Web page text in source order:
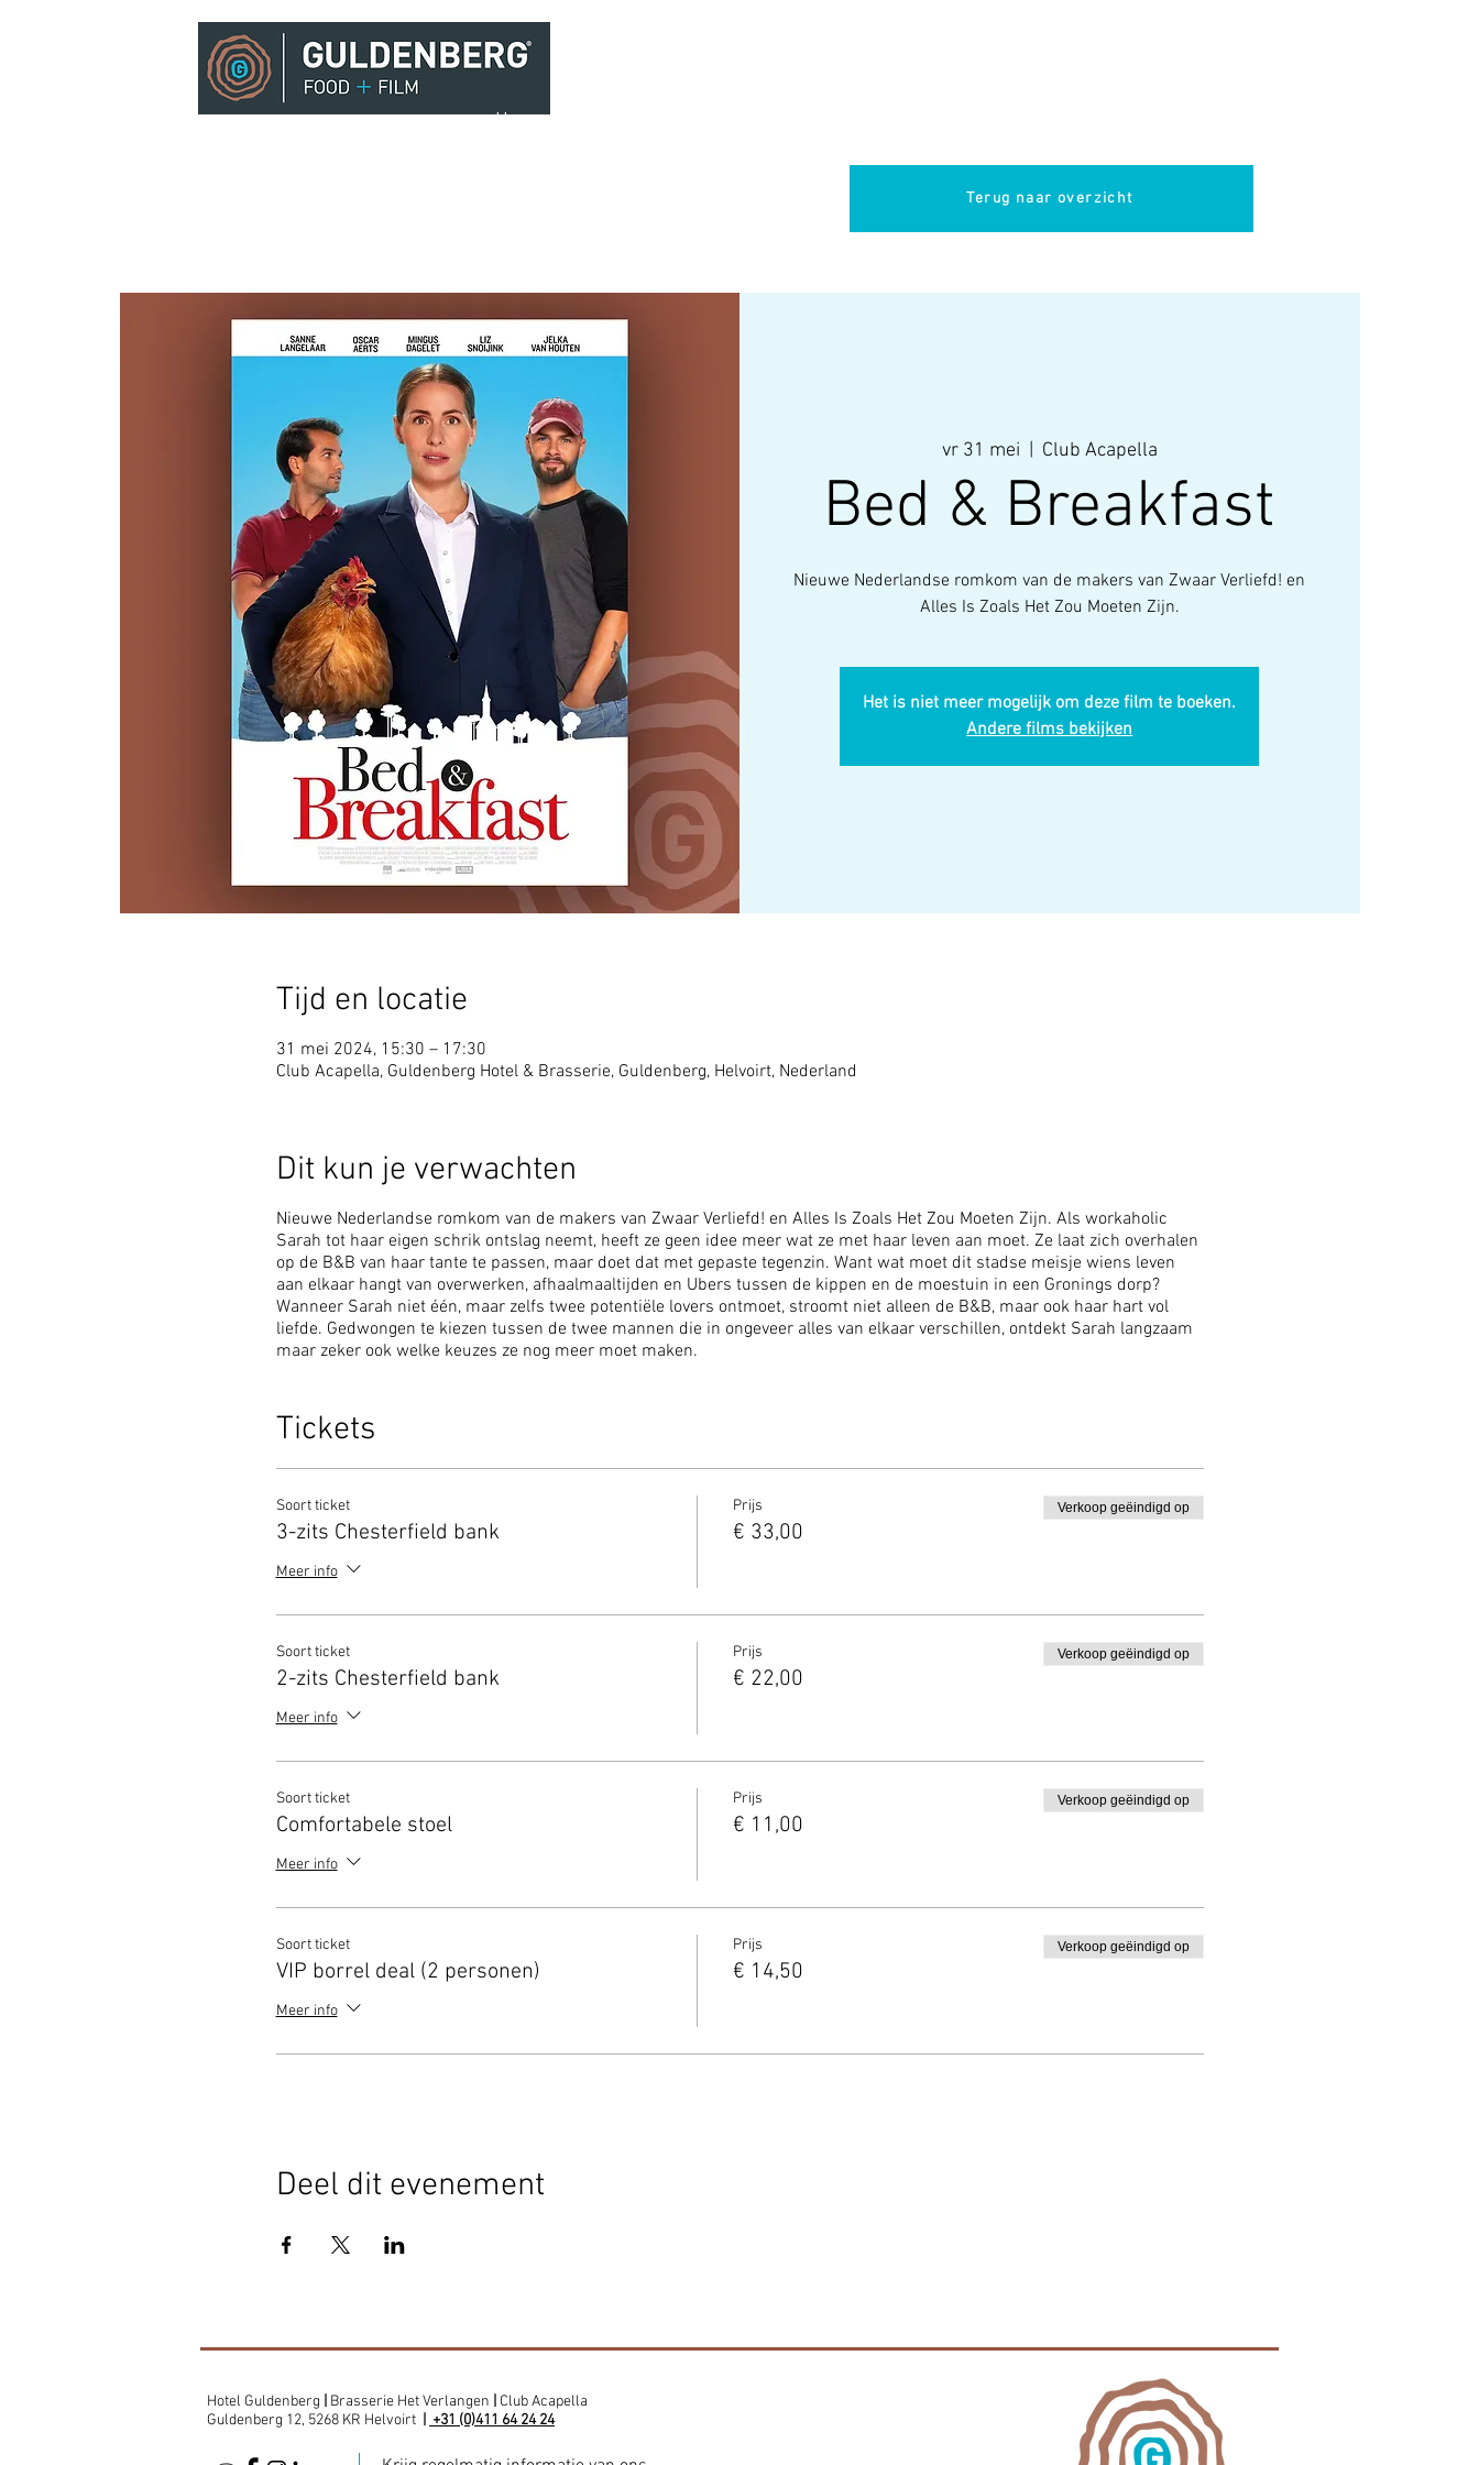
Home
Terug naar overzicht
vr 31 mei
  |
Club Acapella
Bed & Breakfast
Nieuwe Nederlandse romkom van de makers van Zwaar Verliefd! en
Alles Is Zoals Het Zou Moeten Zijn.
Het is niet meer mogelijk om deze film te boeken.
Andere films bekijken
Tijd en locatie
31 mei 2024, 15:30 – 17:30
Club Acapella, Guldenberg Hotel & Brasserie, Guldenberg, Helvoirt, Nederland
Dit kun je verwachten
Nieuwe Nederlandse romkom van de makers van Zwaar Verliefd! en Alles Is Zoals Het Zou Moeten Zijn. Als workaholic
Sarah tot haar eigen schrik ontslag neemt, heeft ze geen idee meer wat ze met haar leven aan moet. Ze laat zich overhalen
op de B&B van haar tante te passen, maar doet dat met gepaste tegenzin. Want wat moet dit stadse meisje wiens leven
aan elkaar hangt van overwerken, afhaalmaaltijden en Ubers tussen de kippen en de moestuin in een Gronings dorp?
Wanneer Sarah niet één, maar zelfs twee potentiële lovers ontmoet, stroomt niet alleen de B&B, maar ook haar hart vol
liefde. Gedwongen te kiezen tussen de twee mannen die in ongeveer alles van elkaar verschillen, ontdekt Sarah langzaam
maar zeker ook welke keuzes ze nog meer moet maken.
Tickets
Soort ticket
3-zits Chesterfield bank
Meer info
Prijs
€ 33,00
Verkoop geëindigd op
Soort ticket
2-zits Chesterfield bank
Meer info
Prijs
€ 22,00
Verkoop geëindigd op
Soort ticket
Comfortabele stoel
Meer info
Prijs
€ 11,00
Verkoop geëindigd op
Soort ticket
VIP borrel deal (2 personen)
Meer info
Prijs
€ 14,50
Verkoop geëindigd op
Deel dit evenement
Hotel Guldenberg Brasserie Het Verlangen
Club Acapella
Guldenberg 12, 5268 KR Helvoirt
+31 (0)411 64 24 24